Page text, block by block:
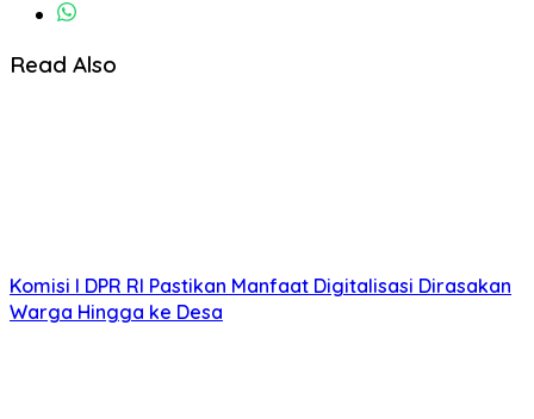
Read Also
Komisi I DPR RI Pastikan Manfaat Digitalisasi Dirasakan
Warga Hingga ke Desa